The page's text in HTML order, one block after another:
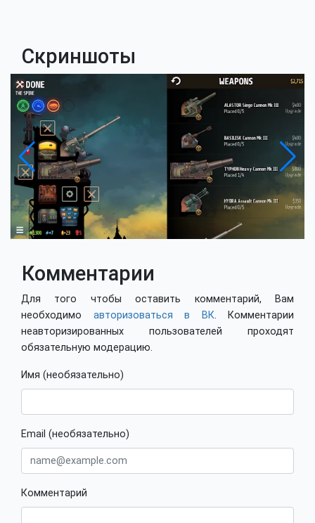
Скриншоты
Комментарии
Для того чтобы оставить комментарий, Вам
необходимо авторизоваться в ВК. Комментарии
неавторизированных пользователей проходят
обязательную модерацию.
Имя (необязательно)
Email (необязательно)
Комментарий